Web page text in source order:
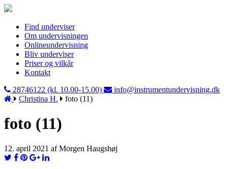
Find underviser
Om undervisningen
Onlineundervisning
Bliv underviser
Priser og vilkår
Kontakt
28746122 (kl. 10.00-15.00)
info@instrumentundervisning.dk
Christina H.
foto (11)
foto (11)
12. april 2021 af Morgen Haugshøj